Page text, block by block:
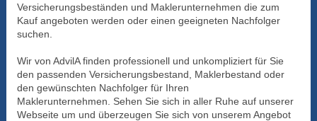
Versicherungsbeständen und Maklerunternehmen die zum
Kauf angeboten werden oder einen geeigneten Nachfolger
suchen.
Wir von AdvilA finden professionell und unkompliziert für Sie
den passenden Versicherungsbestand, Maklerbestand oder
den gewünschten Nachfolger für Ihren
Maklerunternehmen. Sehen Sie sich in aller Ruhe auf unserer
Webseite um und überzeugen Sie sich von unserem Angebot